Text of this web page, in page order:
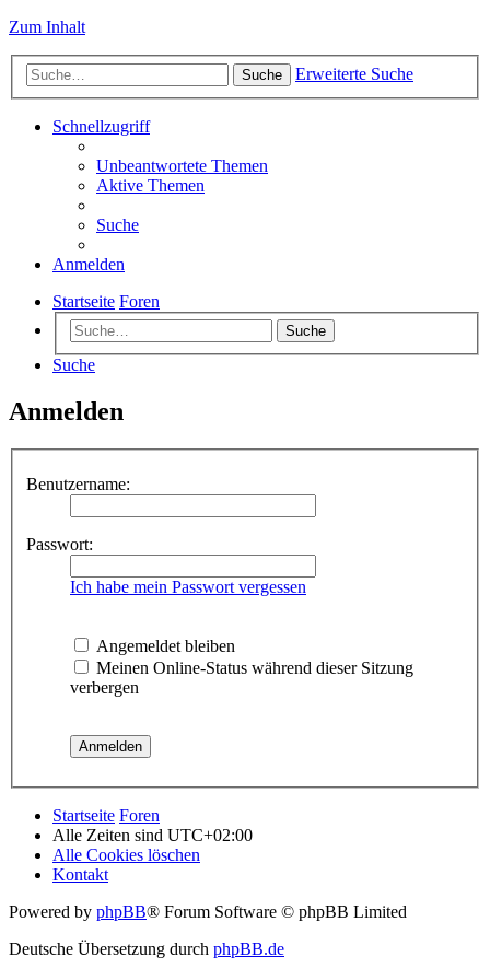
Zum Inhalt
Suche Erweiterte Suche
Schnellzugriff
Unbeantwortete Themen
Aktive Themen
Suche
Anmelden
Startseite Foren
Suche
Suche
Anmelden
Benutzername:
Passwort:
Ich habe mein Passwort vergessen
Angemeldet bleiben
Meinen Online-Status während dieser Sitzung
verbergen
Startseite Foren
Alle Zeiten sind UTC+02:00
Alle Cookies löschen
Kontakt
Powered by phpBB® Forum Software © phpBB Limited
Deutsche Übersetzung durch phpBB.de